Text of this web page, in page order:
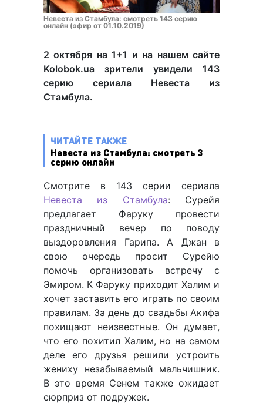
Невеста из Стамбула: смотреть 143 серию
онлайн (эфир от 01.10.2019)
2 октября на 1+1 и на нашем сайте
Kolobok.ua зрители увидели 143
серию сериала Невеста из
Стамбула.
ЧИТАЙТЕ ТАКЖЕ
Невеста из Стамбула: смотреть 3
серию онлайн
Смотрите в 143 серии сериала
Невеста из Стамбула: Сурейя
предлагает Фаруку провести
праздничный вечер по поводу
выздоровления Гарипа. А Джан в
свою очередь просит Сурейю
помочь организовать встречу с
Эмиром. К Фаруку приходит Халим и
хочет заставить его играть по своим
правилам. За день до свадьбы Акифа
похищают неизвестные. Он думает,
что его похитил Халим, но на самом
деле его друзья решили устроить
жениху незабываемый мальчишник.
В это время Сенем также ожидает
сюрприз от подружек.